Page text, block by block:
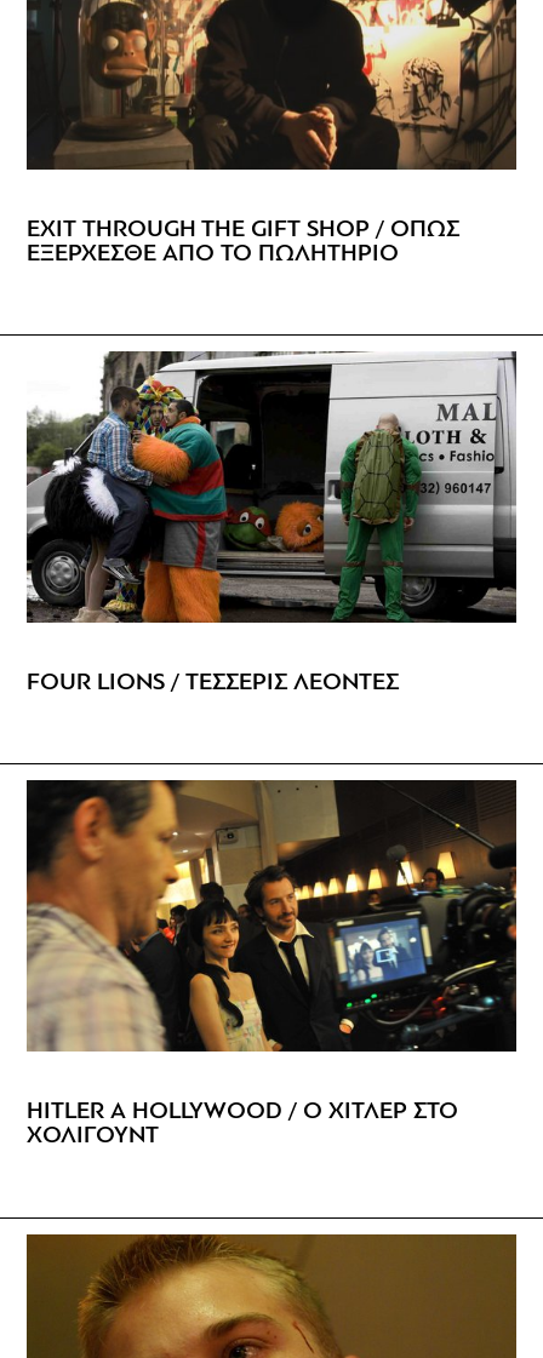
ΕΧΙΤ THROUGH THE GIFT SHOP / ΟΠΩΣ
ΕΞΕΡΧΕΣΘΕ ΑΠΟ ΤΟ ΠΩΛΗΤΗΡΙΟ
FOUR LIONS / ΤΕΣΣΕΡΙΣ ΛΕΟΝΤΕΣ
HITLER A HOLLYWOOD / Ο ΧΙΤΛΕΡ ΣΤΟ
ΧΟΛΙΓΟΥΝΤ